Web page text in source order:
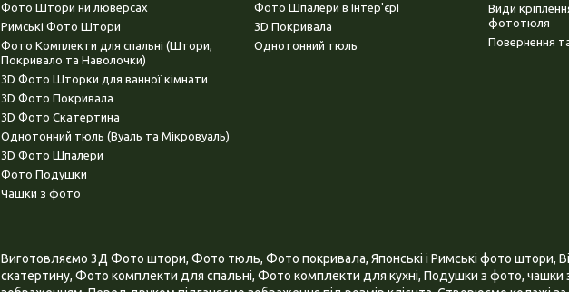
Фото Штори ни люверсах
Римські Фото Штори
Фото Комплекти для спальні (Штори,
Покривало та Наволочки)
3D Фото Шторки для ванної кімнати
3D Фото Покривала
3D Фото Скатертина
Однотонний тюль (Вуаль та Мікровуаль)
3D Фото Шпалери
Фото Подушки
Чашки з фото
Фото Шпалери в інтер'єрі
3D Покривала
Однотонний тюль
Види
фототюля
Повернення
Виготовляємо 3Д Фото штори, Фото тюль, Фото покривала, Японські і Римські фото штори,
скатертину, Фото комплекти для спальні, Фото комплекти для кухні, Подушки з фото, чашки